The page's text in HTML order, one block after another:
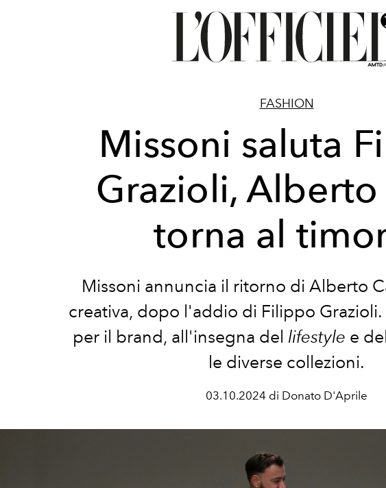
FASHION
Missoni saluta
Grazioli,
torna al
Missoni annuncia il ritorno di Alberto
creativa, dopo l'addio di Filippo Grazioli.
per il brand, all'insegna del lifestyle e
le diverse collezioni.
03.10.2024 di Donato D'Aprile